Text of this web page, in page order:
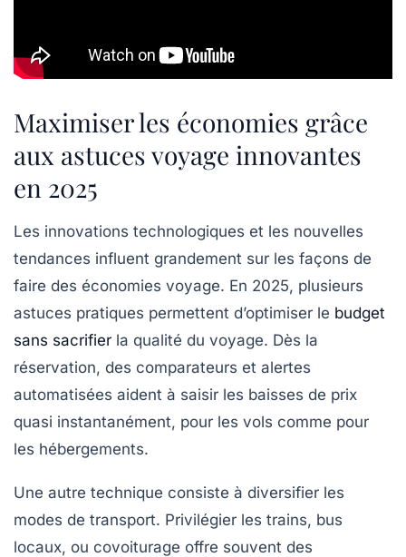
Maximiser les économies grâce
aux astuces voyage innovantes
en 2025
Les innovations technologiques et les nouvelles
tendances influent grandement sur les façons de
faire des économies voyage. En 2025, plusieurs
astuces pratiques permettent d’optimiser le budget
sans sacrifier la qualité du voyage. Dès la
réservation, des comparateurs et alertes
automatisées aident à saisir les baisses de prix
quasi instantanément, pour les vols comme pour
les hébergements.
Une autre technique consiste à diversifier les
modes de transport. Privilégier les trains, bus
locaux, ou covoiturage offre souvent des